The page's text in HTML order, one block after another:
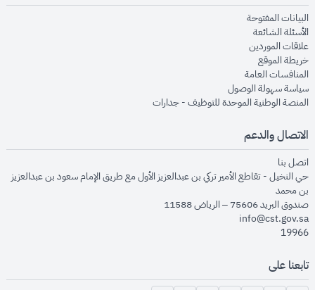
البيانات المفتوحةopens in new window
الأسئلة الشائعةopens in new window
علاقات الموردينopens in new window
خريطة الموقعopens in new window
المنافسات العامةopens in new window
سياسة سهولة الوصولopens in new window
المنصة الوطنية الموحدة للتوظيف - جداراتopens in new window
الاتصال والدعم
اتصل بنا
حي النخيل - تقاطع الأمير تركي بن عبدالعزيز الأول مع طريق الإمام سعود بن عبدالعزيز
بن محمد
صندوق البريد 75606 – الرياض 11588
info@cst.gov.sa
19966
تابعنا على